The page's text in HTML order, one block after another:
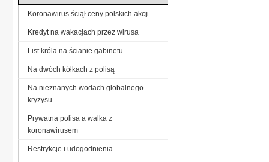
Koronawirus ściął ceny polskich akcji
Kredyt na wakacjach przez wirusa
List króla na ścianie gabinetu
Na dwóch kółkach z polisą
Na nieznanych wodach globalnego
kryzysu
Prywatna polisa a walka z
koronawirusem
Restrykcje i udogodnienia